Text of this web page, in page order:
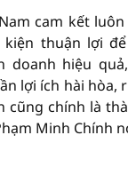
cam kết
thuận lợi
doanh hiệu
lợi ích hài hòa,
cũng chính là
Minh Chính